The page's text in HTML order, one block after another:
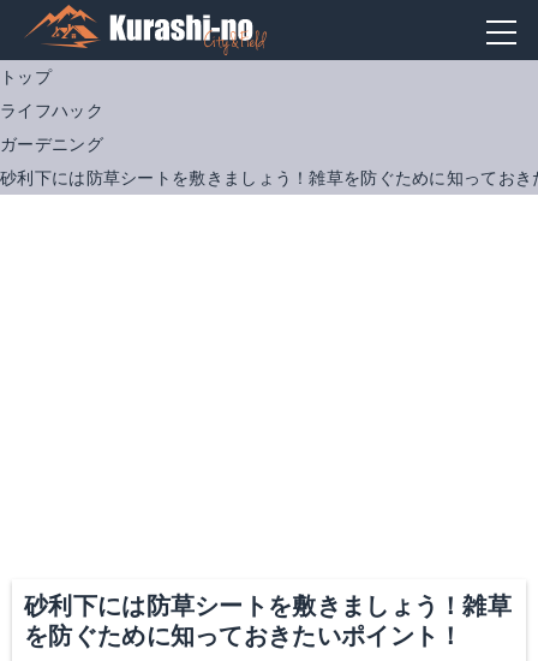
トップ
ライフハック
ガーデニング
砂利下には防草シートを敷きましょう！雑草を防ぐために知ってお
砂利下には防草シートを敷きましょう！雑草
を防ぐために知っておきたいポイント！